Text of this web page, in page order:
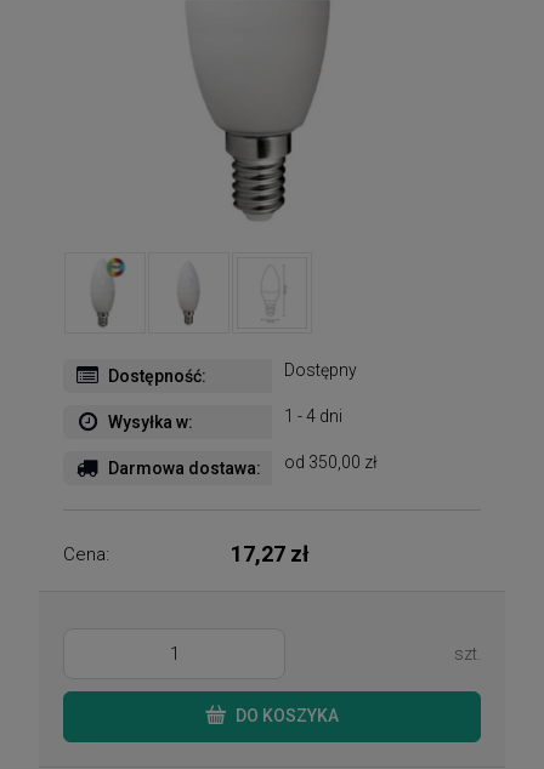
Dostępność: Dostępny
Wysyłka w: 1 - 4 dni
Darmowa dostawa: od 350,00 zł
Cena: 17,27 zł
szt.
DO KOSZYKA